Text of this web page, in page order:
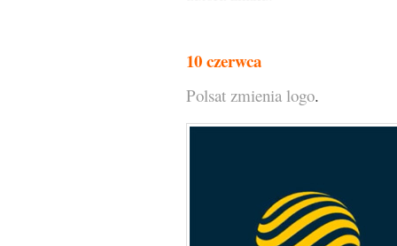
10 czerwca
Polsat zmienia logo.